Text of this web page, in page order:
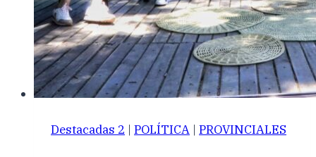
Destacadas 2 | POLÍTICA | PROVINCIALES